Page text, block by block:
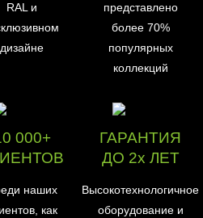
RAL и
дизайне
представлено
более 70%
популярных
коллекций
000+
наших
как
ГАРАНТИЯ
ДО 2х ЛЕТ
Высокотехнологичное
оборудование и